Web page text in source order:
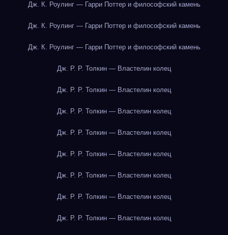
Дж. К. Роулинг — Гарри Поттер и философский камень
Дж. К. Роулинг — Гарри Поттер и философский камень
Дж. К. Роулинг — Гарри Поттер и философский камень
Дж. Р. Р. Толкин — Властелин колец
Дж. Р. Р. Толкин — Властелин колец
Дж. Р. Р. Толкин — Властелин колец
Дж. Р. Р. Толкин — Властелин колец
Дж. Р. Р. Толкин — Властелин колец
Дж. Р. Р. Толкин — Властелин колец
Дж. Р. Р. Толкин — Властелин колец
Дж. Р. Р. Толкин — Властелин колец